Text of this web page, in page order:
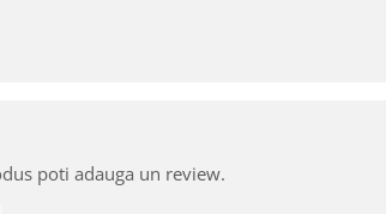
poti adauga un review.